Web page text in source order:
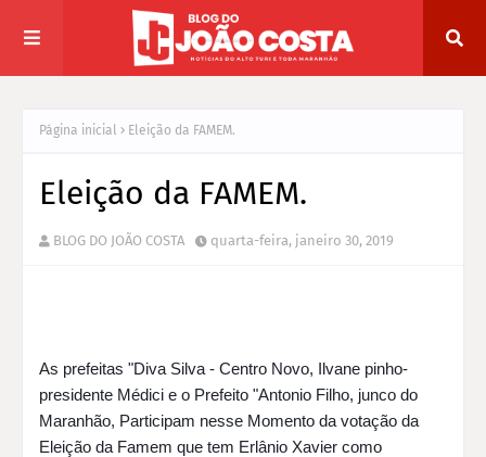
Página inicial Eleição da FAMEM.
Eleição da FAMEM.
BLOG DO JOÃO COSTA quarta-feira, janeiro 30, 2019
As prefeitas "Diva Silva - Centro Novo, Ilvane pinho-
presidente Médici e o Prefeito "Antonio Filho, junco do
Maranhão, Participam nesse Momento da votação da
Eleição da Famem que tem Erlânio Xavier como